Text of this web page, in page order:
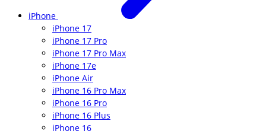
iPhone
iPhone 17
iPhone 17 Pro
iPhone 17 Pro Max
iPhone 17e
iPhone Air
iPhone 16 Pro Max
iPhone 16 Pro
iPhone 16 Plus
iPhone 16